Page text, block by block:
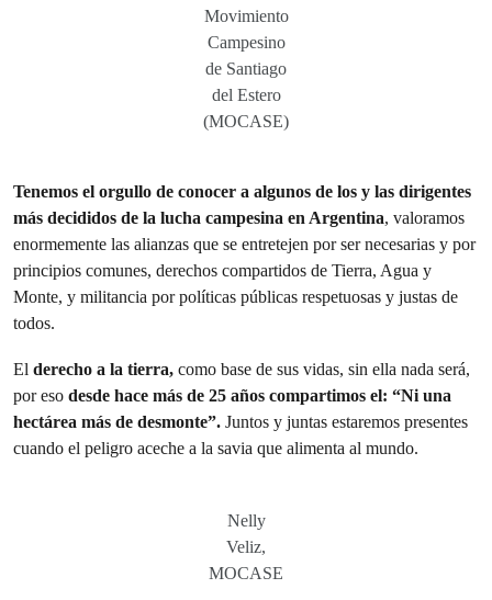
Movimiento
Campesino
de Santiago
del Estero
(MOCASE)
Tenemos el orgullo de conocer a algunos de los y las dirigentes
más decididos de la lucha campesina en Argentina, valoramos
enormemente las alianzas que se entretejen por ser necesarias y por
principios comunes, derechos compartidos de Tierra, Agua y
Monte, y militancia por políticas públicas respetuosas y justas de
todos.
El derecho a la tierra, como base de sus vidas, sin ella nada será,
por eso desde hace más de 25 años compartimos el: “Ni una
hectárea más de desmonte”. Juntos y juntas estaremos presentes
cuando el peligro aceche a la savia que alimenta al mundo.
Nelly
Veliz,
MOCASE